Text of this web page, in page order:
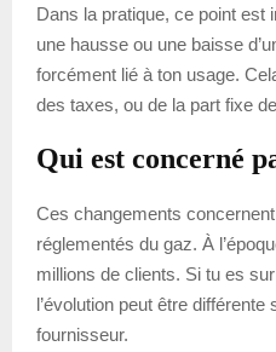
Dans la pratique, ce point est
une hausse ou une baisse
forcément lié à ton usage.
des taxes, ou de la part fixe
Qui est concerné
Ces changements
réglementés du gaz. À
millions de clients. Si tu es
l’évolution peut être
fournisseur.